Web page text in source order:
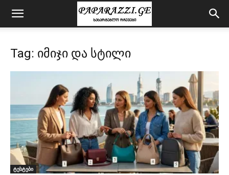
Tag: იმიჯი და სტილი
ტესტები